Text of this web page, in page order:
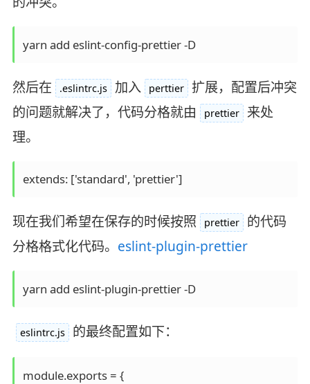
yarn add eslint-config-prettier -D
然后在 .eslintrc.js 加入 perttier
扩展，配置后冲突
的问题就解决了，代码分格就由
prettier 来处
理。
extends: ['standard', 'prettier']
现在我们希望在保存的时候按照 prettier
的代码
分格格式化代码。 eslint-plugin-prettier
yarn add eslint-plugin-prettier -D
eslintrc.js 的最终配置如下：
module.exports = {